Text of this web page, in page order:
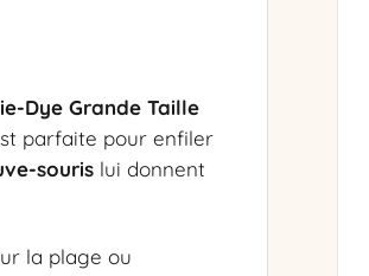
Dye Grande Taille
parfaite pour enfiler
sourislui donnent
la plage ou